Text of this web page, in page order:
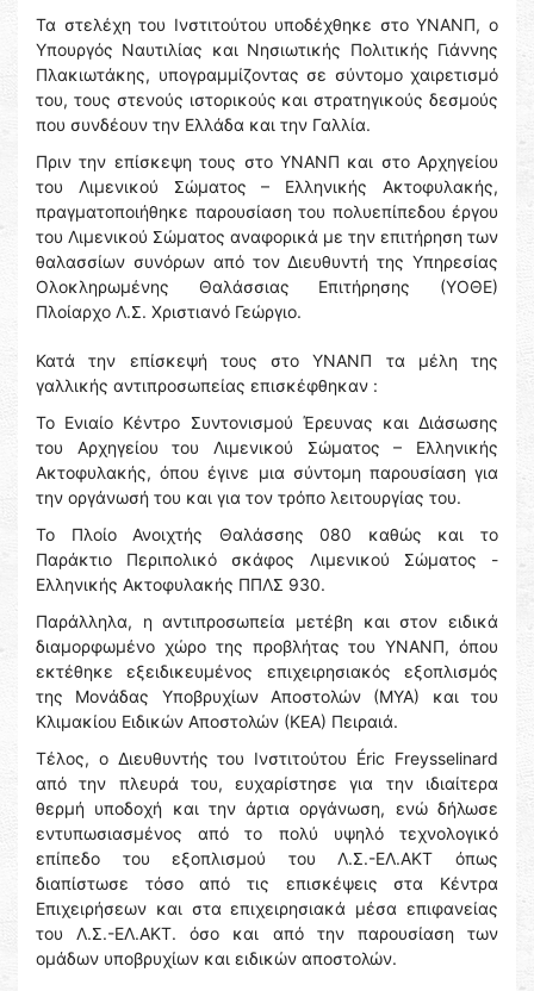
Τα στελέχη του Ινστιτούτου υποδέχθηκε στο ΥΝΑΝΠ, ο
Υπουργός Ναυτιλίας και Νησιωτικής Πολιτικής Γιάννης
Πλακιωτάκης, υπογραμμίζοντας σε σύντομο χαιρετισμό
του, τους στενούς ιστορικούς και στρατηγικούς δεσμούς
που συνδέουν την Ελλάδα και την Γαλλία.
Πριν την επίσκεψη τους στο ΥΝΑΝΠ και στο Αρχηγείου
του Λιμενικού Σώματος – Ελληνικής Ακτοφυλακής,
πραγματοποιήθηκε παρουσίαση του πολυεπίπεδου έργου
του Λιμενικού Σώματος αναφορικά με την επιτήρηση των
θαλασσίων συνόρων από τον Διευθυντή της Υπηρεσίας
Ολοκληρωμένης Θαλάσσιας Επιτήρησης (ΥΟΘΕ)
Πλοίαρχο Λ.Σ. Χριστιανό Γεώργιο.
Κατά την επίσκεψή τους στο ΥΝΑΝΠ τα μέλη της
γαλλικής αντιπροσωπείας επισκέφθηκαν :
Το Ενιαίο Κέντρο Συντονισμού Έρευνας και Διάσωσης
του Αρχηγείου του Λιμενικού Σώματος – Ελληνικής
Ακτοφυλακής, όπου έγινε μια σύντομη παρουσίαση για
την οργάνωσή του και για τον τρόπο λειτουργίας του.
Το Πλοίο Ανοιχτής Θαλάσσης 080 καθώς και το
Παράκτιο Περιπολικό σκάφος Λιμενικού Σώματος -
Ελληνικής Ακτοφυλακής ΠΠΛΣ 930.
Παράλληλα, η αντιπροσωπεία μετέβη και στον ειδικά
διαμορφωμένο χώρο της προβλήτας του ΥΝΑΝΠ, όπου
εκτέθηκε εξειδικευμένος επιχειρησιακός εξοπλισμός
της Μονάδας Υποβρυχίων Αποστολών (ΜΥΑ) και του
Κλιμακίου Ειδικών Αποστολών (ΚΕΑ) Πειραιά.
Τέλος, ο Διευθυντής του Ινστιτούτου Éric Freysselinard
από την πλευρά του, ευχαρίστησε για την ιδιαίτερα
θερμή υποδοχή και την άρτια οργάνωση, ενώ δήλωσε
εντυπωσιασμένος από το πολύ υψηλό τεχνολογικό
επίπεδο του εξοπλισμού του Λ.Σ.-ΕΛ.ΑΚΤ όπως
διαπίστωσε τόσο από τις επισκέψεις στα Κέντρα
Επιχειρήσεων και στα επιχειρησιακά μέσα επιφανείας
του Λ.Σ.-ΕΛ.ΑΚΤ. όσο και από την παρουσίαση των
ομάδων υποβρυχίων και ειδικών αποστολών.